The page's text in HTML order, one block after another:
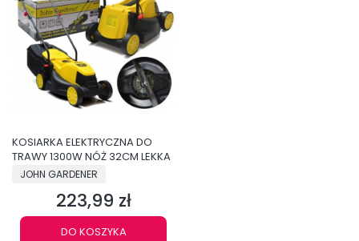
KOSIARKA ELEKTRYCZNA DO
TRAWY 1300W NÓŻ 32CM LEKKA
PRODUCENT
JOHN GARDENER
Cena
223,99 zł
DO KOSZYKA